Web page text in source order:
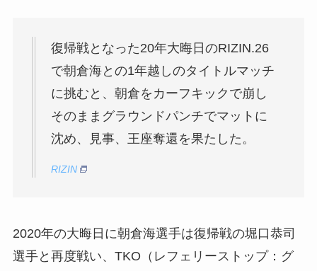
復帰戦となった20年大晦日のRIZIN.26
で朝倉海との1年越しのタイトルマッチ
に挑むと、朝倉をカーフキックで崩し
そのままグラウンドパンチでマットに
沈め、見事、王座奪還を果たした。
RIZIN
2020年の大晦日に朝倉海選手は復帰戦の堀口恭司
選手と再度戦い、TKO（レフェリーストップ：グ